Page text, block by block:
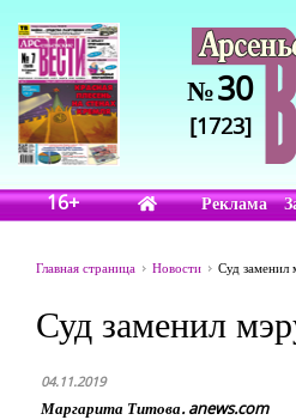
№30
[1723]
16+ Реклама
Главная страница Новости Суд заменил
Суд заменил
04.11.2019
Маргарита Титова. anews.com